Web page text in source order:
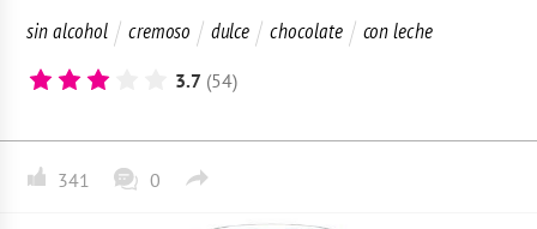
sin alcohol cremoso dulce chocolate con leche
3.7 (54)
341 0